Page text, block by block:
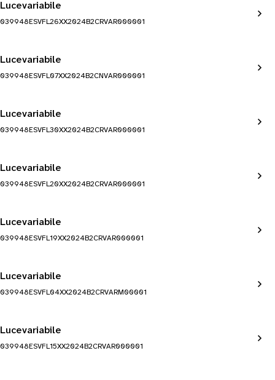
Lucevariabile
039948ESVFL26XX2024B2CRVAR000001
Lucevariabile
039948ESVFL07XX2024B2CNVAR000001
Lucevariabile
039948ESVFL30XX2024B2CRVAR000001
Lucevariabile
039948ESVFL20XX2024B2CRVAR000001
Lucevariabile
039948ESVFL19XX2024B2CRVAR000001
Lucevariabile
039948ESVFL04XX2024B2CRVARM00001
Lucevariabile
039948ESVFL15XX2024B2CRVAR000001